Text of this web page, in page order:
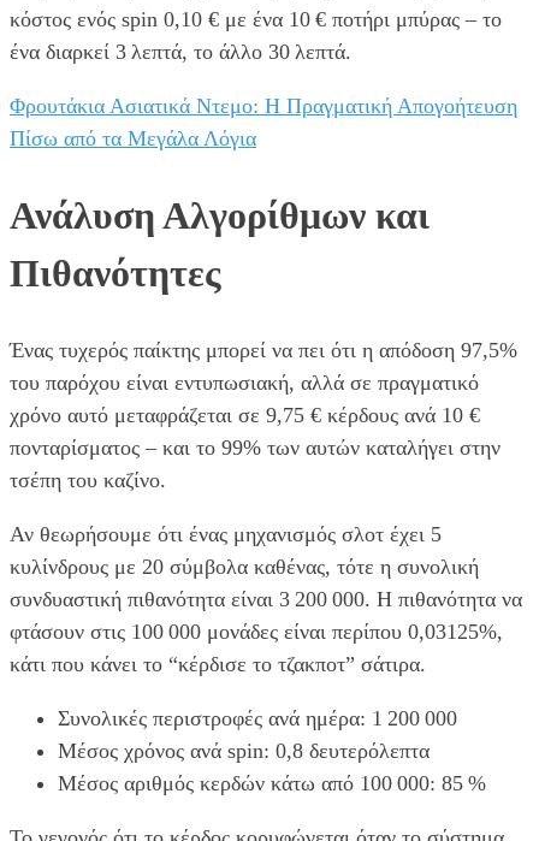
κόστος ενός spin 0,10 € με ένα 10 € ποτήρι μπύρας – το
ένα διαρκεί 3 λεπτά, το άλλο 30 λεπτά.
Φρουτάκια Ασιατικά Ντεμο: Η Πραγματική Απογοήτευση
Πίσω από τα Μεγάλα Λόγια
Ανάλυση Αλγορίθμων και
Πιθανότητες
Ένας τυχερός παίκτης μπορεί να πει ότι η απόδοση 97,5%
του παρόχου είναι εντυπωσιακή, αλλά σε πραγματικό
χρόνο αυτό μεταφράζεται σε 9,75 € κέρδους ανά 10 €
πονταρίσματος – και το 99% των αυτών καταλήγει στην
τσέπη του καζίνο.
Αν θεωρήσουμε ότι ένας μηχανισμός σλοτ έχει 5
κυλίνδρους με 20 σύμβολα καθένας, τότε η συνολική
συνδυαστική πιθανότητα είναι 3 200 000. Η πιθανότητα να
φτάσουν στις 100 000 μονάδες είναι περίπου 0,03125%,
κάτι που κάνει το “κέρδισε το τζακποτ” σάτιρα.
Συνολικές περιστροφές ανά ημέρα: 1 200 000
Μέσος χρόνος ανά spin: 0,8 δευτερόλεπτα
Μέσος αριθμός κερδών κάτω από 100 000: 85 %